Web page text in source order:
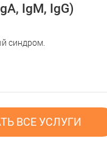
IgM, IgG)
синдром.
ВСЕ УСЛУГИ